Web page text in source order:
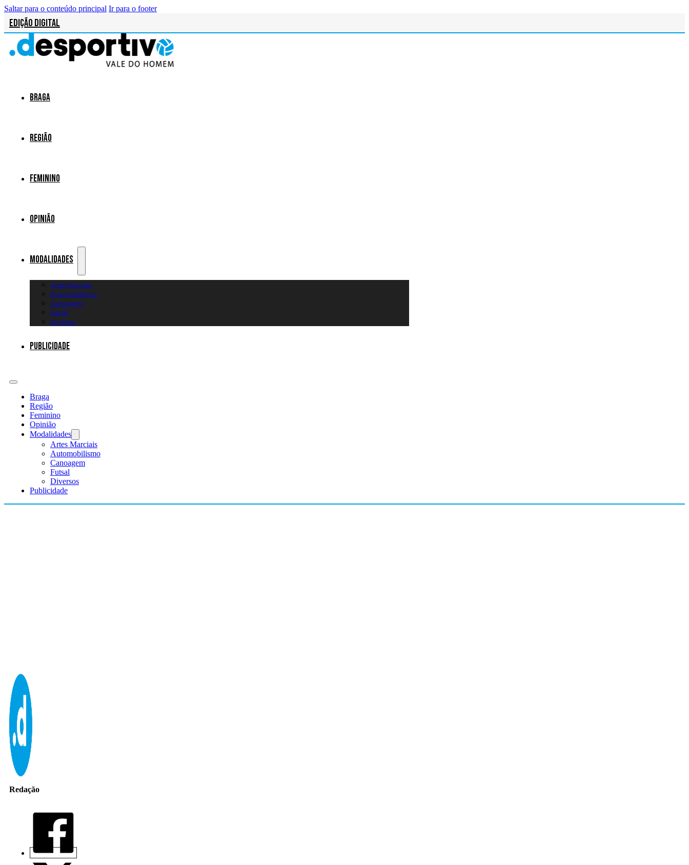
Saltar para o conteúdo principal Ir para o footer
Edição Digital
Braga
Região
Feminino
Opinião
Modalidades
Artes Marciais
Automobilismo
Canoagem
Futsal
Diversos
Publicidade
Braga
Região
Feminino
Opinião
Modalidades
Artes Marciais
Automobilismo
Canoagem
Futsal
Diversos
Publicidade
Redação